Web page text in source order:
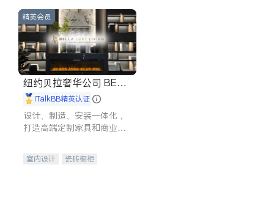
精英会员
纽约贝拉奢华公司 BELL
A LUXE
iTalkBB精英认证
设计、制造、安装一体化，
打造高端定制家具和商业空
室内设计
瓷砖橱柜